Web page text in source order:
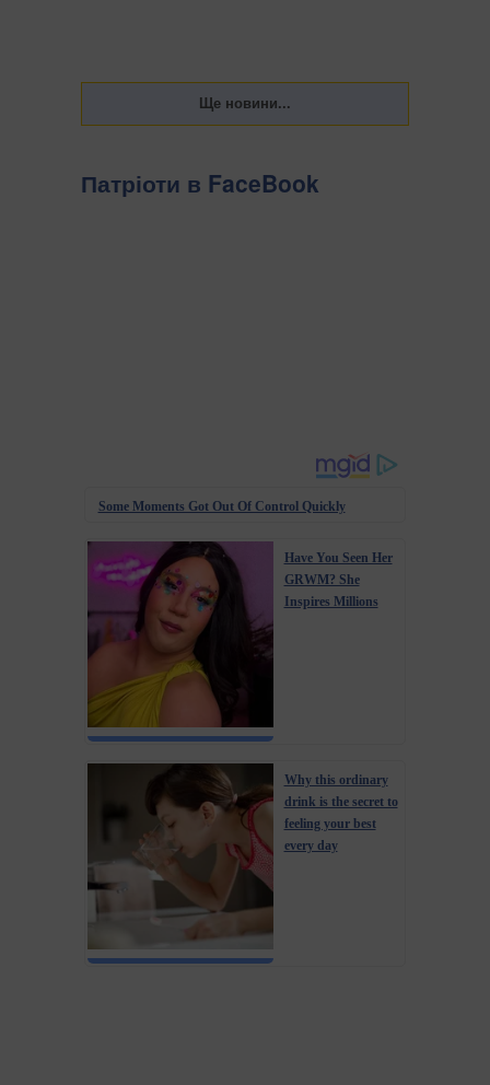
Патріоти в FaceBook
Some Moments Got Out Of Control Quickly
Have You Seen Her
GRWM? She
Inspires Millions
Why this ordinary
drink is the secret to
feeling your best
every day